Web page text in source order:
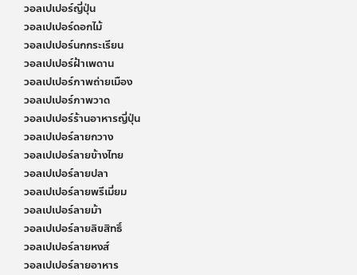
วอลเปเปอร์ญี่ปุ่น
วอลเปเปอร์ดอกไม้
วอลเปเปอร์นกกระเรียน
วอลเปเปอร์ฝ้าเพดาน
วอลเปเปอร์ภาพถ่ายเมือง
วอลเปเปอร์ภาพวาด
วอลเปเปอร์ร้านอาหารญี่ปุ่น
วอลเปเปอร์ลายกวาง
วอลเปเปอร์ลายข้างไทย
วอลเปเปอร์ลายปลา
วอลเปเปอร์ลายพรีเมี่ยม
วอลเปเปอร์ลายม้า
วอลเปเปอร์ลายลิขสิทธิ์
วอลเปเปอร์ลายหงส์
วอลเปเปอร์ลายอาหาร